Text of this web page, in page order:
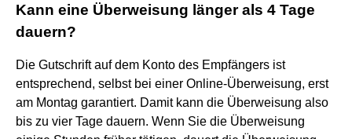
Kann eine Überweisung länger als 4 Tage
dauern?
Die Gutschrift auf dem Konto des Empfängers ist
entsprechend, selbst bei einer Online-Überweisung, erst
am Montag garantiert. Damit kann die Überweisung also
bis zu vier Tage dauern. Wenn Sie die Überweisung